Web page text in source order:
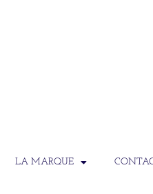
LA MARQUE